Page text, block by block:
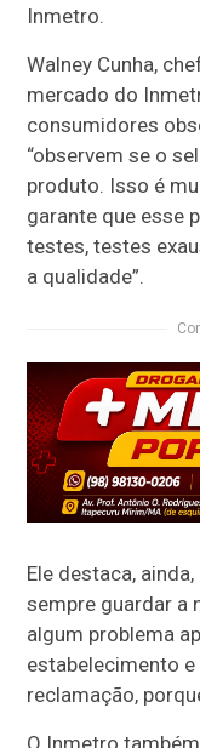
Inmetro.
Walney Cunha,
mercado do
consumidores
“observem se o
produto. Isso é
garante que esse
testes, testes
a qualidade”.
Ele destaca,
sempre guardar a
algum problema
estabelecimento
reclamação,
O Inmetro